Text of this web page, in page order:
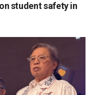
student safety in